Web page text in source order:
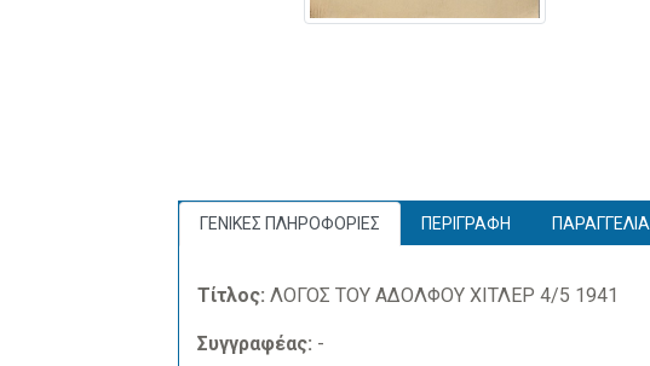
ΓΕΝΙΚΕΣ ΠΛΗΡΟΦΟΡΙΕΣ ΠΕΡΙΓΡΑΦΗ ΠΑΡΑΓΓΕΛΙΑ
Τίτλος: ΛΟΓΟΣ ΤΟΥ ΑΔΟΛΦΟΥ ΧΙΤΛΕΡ 4/5 1941
Συγγραφέας: -